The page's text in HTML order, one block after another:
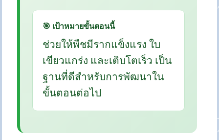
🎯 เป้าหมายขั้นตอนนี้
ช่วยให้พืชมีรากแข็งแรง ใบ
เขียวแกร่ง และเติบโตเร็ว เป็น
ฐานที่ดีสำหรับการพัฒนาใน
ขั้นตอนต่อไป